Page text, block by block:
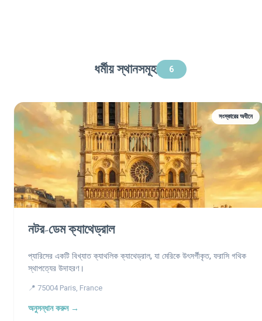
ধর্মীয় স্থানসমূহ 6
সংস্কারের অধীনে
নটর-ডেম ক্যাথেড্রাল
প্যারিসের একটি বিখ্যাত ক্যাথলিক ক্যাথেড্রাল, যা মেরিকে উৎসর্গীকৃত, ফরাসি গথিক
স্থাপত্যের উদাহরণ।
📍 75004 Paris, France
অনুসন্ধান করুন →